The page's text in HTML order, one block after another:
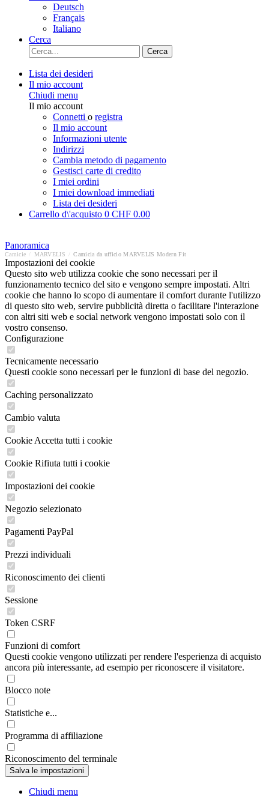
Deutsch
Français
Italiano
Cerca
Cerca
Lista dei desideri
Il mio account
Chiudi menu
Il mio account
Connetti o registra
Il mio account
Informazioni utente
Indirizzi
Cambia metodo di pagamento
Gestisci carte di credito
I miei ordini
I miei download immediati
Lista dei desideri
Carrello d\'acquisto 0 CHF 0.00
Panoramica
Camicie MARVELIS Camicia da ufficio MARVELIS Modern Fit
Impostazioni dei cookie
Questo sito web utilizza cookie che sono necessari per il
funzionamento tecnico del sito e vengono sempre impostati. Altri
cookie che hanno lo scopo di aumentare il comfort durante l'utilizzo
di questo sito web, servire pubblicità diretta o facilitare l'interazione
con altri siti web e social network vengono impostati solo con il
vostro consenso.
Configurazione
Tecnicamente necessario
Questi cookie sono necessari per le funzioni di base del negozio.
Caching personalizzato
Cambio valuta
Cookie Accetta tutti i cookie
Cookie Rifiuta tutti i cookie
Impostazioni dei cookie
Negozio selezionato
Pagamenti PayPal
Prezzi individuali
Riconoscimento dei clienti
Sessione
Token CSRF
Funzioni di comfort
Questi cookie vengono utilizzati per rendere l'esperienza di acquisto
ancora più interessante, ad esempio per riconoscere il visitatore.
Blocco note
Statistiche e...
Programma di affiliazione
Riconoscimento del terminale
Chiudi menu